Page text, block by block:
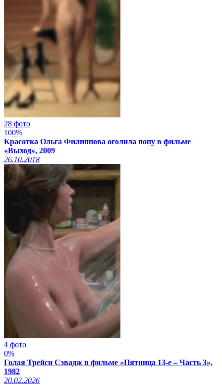
28 фото
100%
Красотка Ольга Филиппова оголила попу в фильме
«Выход», 2009
26.10.2018
4 фото
0%
Голая Трейси Сэвадж в фильме «Пятница 13-е – Часть 3»,
1982
20.02.2026